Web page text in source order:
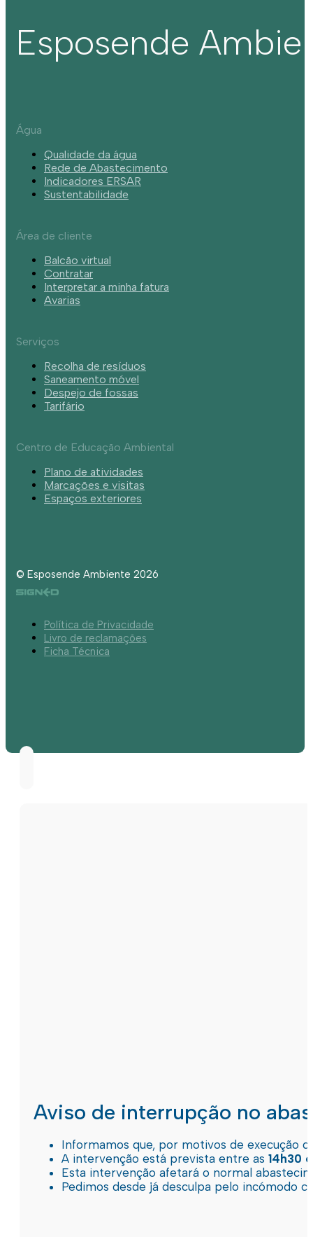
Esposende
Água
Qualidade da água
Rede de Abastecimento
Indicadores ERSAR
Sustentabilidade
Área de cliente
Balcão virtual
Contratar
Interpretar a minha fatura
Avarias
Serviços
Recolha de resíduos
Saneamento móvel
Despejo de fossas
Tarifário
Centro de Educação Ambiental
Plano de atividades
Marcações e visitas
Espaços exteriores
© Esposende Ambiente 2026
Política de Privacidade
Livro de reclamações
Ficha Técnica
Aviso de interrupção no
Informamos que, por motivos de execução
A intervenção está prevista entre as 14h30
Esta intervenção afetará o normal
Pedimos desde já desculpa pelo incómodo